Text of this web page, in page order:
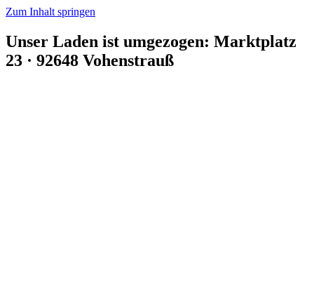
Zum Inhalt springen
Unser Laden ist umgezogen: Marktplatz
23 · 92648 Vohenstrauß